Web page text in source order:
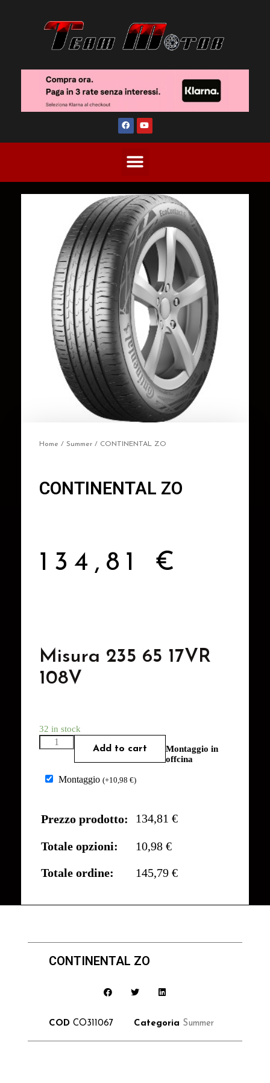
Home / Summer / CONTINENTAL ZO
CONTINENTAL ZO
134,81 €
Misura 235 65 17VR
108V
32 in stock
Add to cart
Montaggio in
offcina
Montaggio (+10,98 €)
Prezzo prodotto: 134,81 €
Totale opzioni:
10,98 €
Totale ordine:
145,79 €
CONTINENTAL ZO
COD CO311067 Categoria Summer